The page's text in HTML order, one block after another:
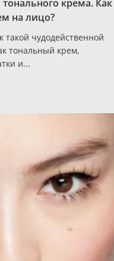
крема.
на лицо?
чудодейственной
тональный крем,
и...